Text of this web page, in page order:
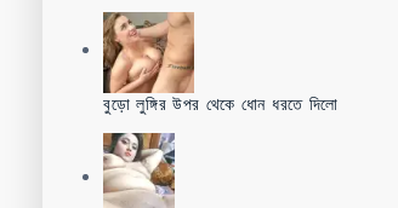
বুড়ো লুঙ্গির উপর থেকে ধোন ধরতে দিলো